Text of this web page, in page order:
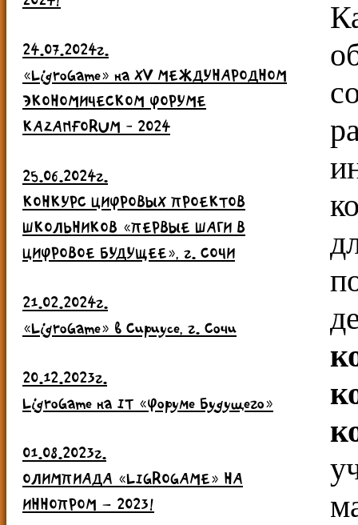
24.07.2024г.
«LigroGame» на ХV МЕЖДУНАРОДНОМ
ЭКОНОМИЧЕСКОМ ФОРУМЕ
KAZANFORUM - 2024
25.06.2024г.
КОНКУРС ЦИФРОВЫХ ПРОЕКТОВ
ШКОЛЬНИКОВ «ПЕРВЫЕ ШАГИ В
ЦИФРОВОЕ БУДУЩЕЕ», г. СОЧИ
21.02.2024г.
«LigroGame» в Сириусе, г. Сочи
20.12.2023г.
LigroGame на IT «Форуме Будущего»
01.08.2023г.
ОЛИМПИАДА «LIGROGAME» НА
ИННОПРОМ – 2023!